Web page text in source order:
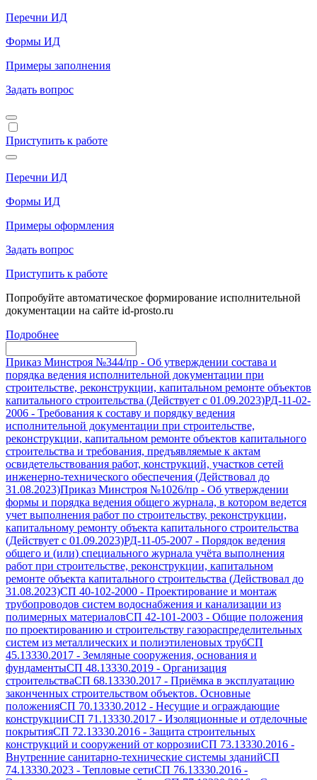
Перечни ИД
Формы ИД
Примеры заполнения
Задать вопрос
Приступить к работе
Перечни ИД
Формы ИД
Примеры оформления
Задать вопрос
Приступить к работе
Попробуйте автоматическое формирование исполнительной
документации на сайте id-prosto.ru
Подробнее
Приказ Минстроя №344/пр - Об утверждении состава и
порядка ведения исполнительной документации при
строительстве, реконструкции, капитальном ремонте объектов
капитального строительства (Действует с 01.09.2023)РД-11-02-
2006 - Требования к составу и порядку ведения
исполнительной документации при строительстве,
реконструкции, капитальном ремонте объектов капитального
строительства и требования, предъявляемые к актам
освидетельствования работ, конструкций, участков сетей
инженерно-технического обеспечения (Действовал до
31.08.2023)Приказ Минстроя №1026/пр - Об утверждении
формы и порядка ведения общего журнала, в котором ведется
учет выполнения работ по строительству, реконструкции,
капитальному ремонту объекта капитального строительства
(Действует с 01.09.2023)РД-11-05-2007 - Порядок ведения
общего и (или) специального журнала учёта выполнения
работ при строительстве, реконструкции, капитальном
ремонте объекта капитального строительства (Действовал до
31.08.2023)СП 40-102-2000 - Проектирование и монтаж
трубопроводов систем водоснабжения и канализации из
полимерных материаловСП 42-101-2003 - Общие положения
по проектированию и строительству газораспределительных
систем из металлических и полиэтиленовых трубСП
45.13330.2017 - Земляные сооружения, основания и
фундаментыСП 48.13330.2019 - Организация
строительстваСП 68.13330.2017 - Приёмка в эксплуатацию
законченных строительством объектов. Основные
положенияСП 70.13330.2012 - Несущие и ограждающие
конструкцииСП 71.13330.2017 - Изоляционные и отделочные
покрытияСП 72.13330.2016 - Защита строительных
конструкций и сооружений от коррозииСП 73.13330.2016 -
Внутренние санитарно-технические системы зданийСП
74.13330.2023 - Тепловые сетиСП 76.13330.2016 -